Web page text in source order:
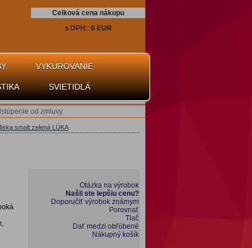
Celková cena nákupu
s DPH:: 0 EUR
VYKUROVANIE
SVIETIDLÁ
od zmluvy
smalt zelená LÚKA
Otázka na výrobok
Našli ste lepšiu cenu?
Doporučiť výrobok známym
Porovnať
Tlač
Dať medzi obľúbené
Nákupný košík